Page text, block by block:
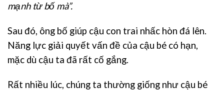
mạnh từ bố mà”.
Sau đó, ông bố giúp cậu con trai nhấc hòn đá lên.
Năng lực giải quyết vấn đề của cậu bé có hạn,
mặc dù cậu ta đã rất cố gắng.
Rất nhiều lúc, chúng ta thường giống như cậu bé